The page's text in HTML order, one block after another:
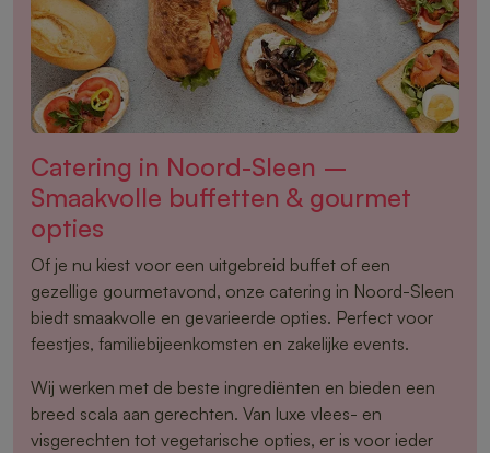
Catering in Noord-Sleen –
Smaakvolle buffetten & gourmet
opties
Of je nu kiest voor een uitgebreid buffet of een
gezellige gourmetavond, onze catering in Noord-Sleen
biedt smaakvolle en gevarieerde opties. Perfect voor
feestjes, familiebijeenkomsten en zakelijke events.
Wij werken met de beste ingrediënten en bieden een
breed scala aan gerechten. Van luxe vlees- en
visgerechten tot vegetarische opties, er is voor ieder